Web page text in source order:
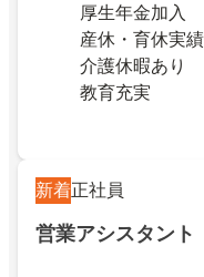
厚生年金加入
産休・育休実
介護休暇あり
教育充実
新着正社員
営業アシスタント